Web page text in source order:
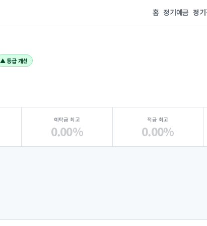
홈 정기예금 정
▲ 등급 개선
예탁금 최고
0.00%
적금 최고
0.00%